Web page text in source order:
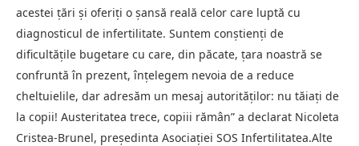
acestei țări și oferiți o șansă reală celor care luptă cu
diagnosticul de infertilitate. Suntem conștienți de
dificultățile bugetare cu care, din păcate, țara noastră se
confruntă în prezent, înțelegem nevoia de a reduce
cheltuielile, dar adresăm un mesaj autorităților: nu tăiați de
la copii! Austeritatea trece, copiii rămân” a declarat Nicoleta
Cristea-Brunel, președinta Asociației SOS Infertilitatea.Alte